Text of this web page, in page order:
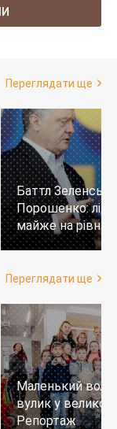
Переглядати ще
Баттл
Порошенко:
майже на
тих, хто не
Переглядати ще
Маленький
вулик у
Репортаж